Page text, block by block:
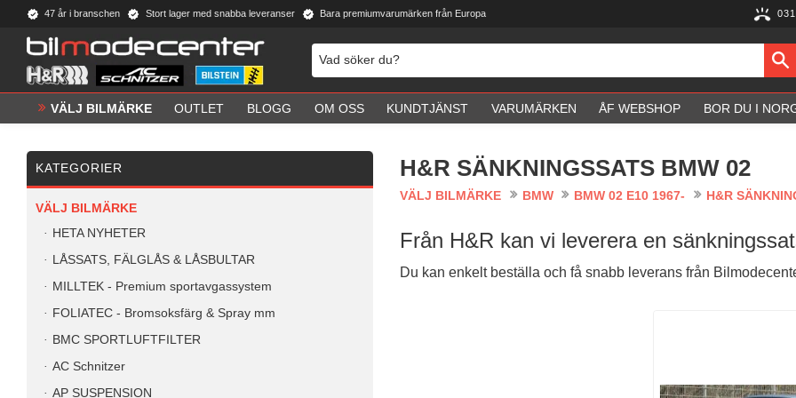
47 år i branschen Stort lager med snabba leveranser Bara premiumvarumärken från Europa
VÄLJ BILMÄRKE OUTLET BLOGG OM OSS KUNDTJÄNST VARUMÄRKEN ÅF WEBSHOP BOR DU I
H&R SÄNKNINGSSATS BMW 02
VÄLJ BILMÄRKE BMW BMW 02 E10 1967- H&R
Från H&R kan vi leverera en
Du kan enkelt beställa och få snabb leverans från
KATEGORIER
VÄLJ BILMÄRKE
HETA NYHETER
LÅSSATS, FÄLGLÅS & LÅSBULTAR
MILLTEK - Premium sportavgassystem
FOLIATEC - Bromsoksfärg & Spray mm
BMC SPORTLUFTFILTER
AC Schnitzer
AP SUSPENSION